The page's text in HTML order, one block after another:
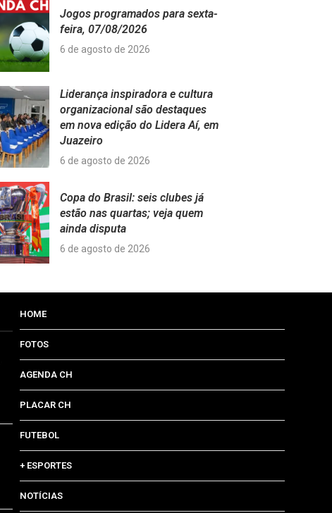
Jogos programados para sexta-
feira, 07/08/2026
6 de agosto de 2026
Liderança inspiradora e cultura
organizacional são destaques
em nova edição do Lidera Aí, em
Juazeiro
6 de agosto de 2026
Copa do Brasil: seis clubes já
estão nas quartas; veja quem
ainda disputa
6 de agosto de 2026
HOME
FOTOS
AGENDA CH
PLACAR CH
FUTEBOL
+ ESPORTES
NOTÍCIAS